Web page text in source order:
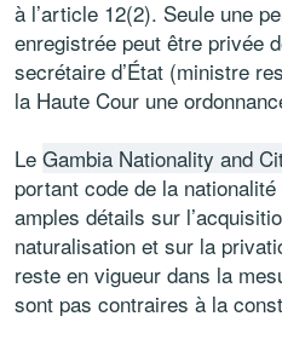
à l’article 12(2). Seule une
enregistrée peut être privée
secrétaire d’État (ministre
la Haute Cour une
Le Gambia Nationality and
portant code de la
amples détails sur
naturalisation et sur la
reste en vigueur dans la
sont pas contraires à la